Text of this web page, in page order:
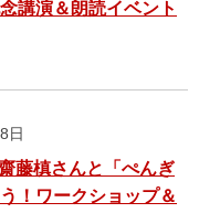
講演＆朗読イベント
日
藤槙さんと「ぺんぎ
！ワークショップ＆